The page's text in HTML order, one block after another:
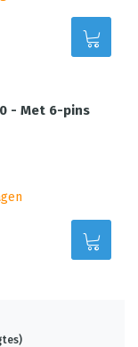
- Met 6-pins